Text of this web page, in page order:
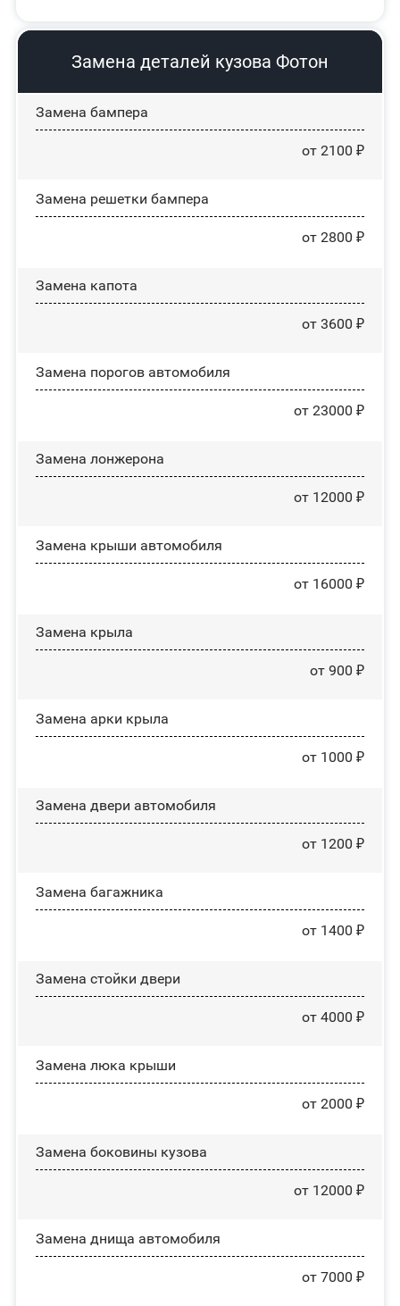
Замена деталей кузова Фотон
Замена бампера
от 2100 ₽
Замена решетки бампера
от 2800 ₽
Замена капота
от 3600 ₽
Замена порогов автомобиля
от 23000 ₽
Замена лонжерона
от 12000 ₽
Замена крыши автомобиля
от 16000 ₽
Замена крыла
от 900 ₽
Замена арки крыла
от 1000 ₽
Замена двери автомобиля
от 1200 ₽
Замена багажника
от 1400 ₽
Зaмeнa cтoйĸи двepи
от 4000 ₽
Зaмeнa люĸa ĸpыши
от 2000 ₽
Замена боковины кузова
от 12000 ₽
Замена днища автомобиля
от 7000 ₽